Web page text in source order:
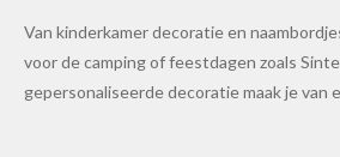
Van kinderkamer decoratie en
voor de camping of feestdagen zoals
gepersonaliseerde decoratie maak je van